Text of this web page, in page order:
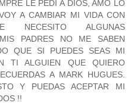
LE PEDI A DIOS, AMO LO
A CAMBIAR MI VIDA CON
NECESITO ALGUNAS
PADRES NO ME SABEN
QUE SI PUEDES SEAS MI
TI ALGUIEN QUE QUIERO
A MARK HUGUES.
Y PUEDAS ACEPTAR MI
!!